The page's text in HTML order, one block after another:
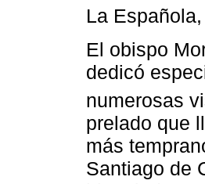
La
El obispo
dedicó
numerosas
prelado que
más
Santiago de